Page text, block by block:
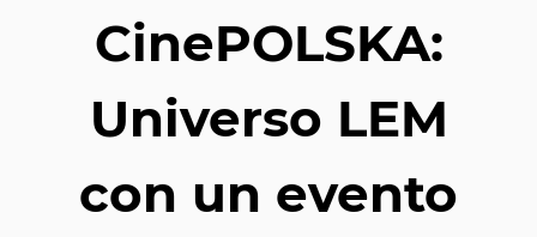
CinePOLSKA:
Universo LEM
con un evento